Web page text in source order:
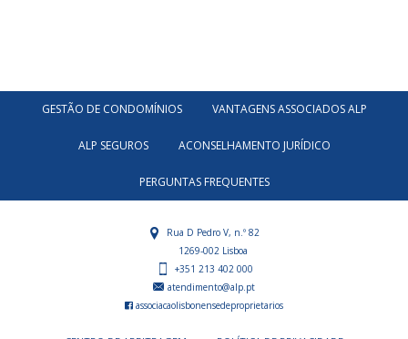
GESTÃO DE CONDOMÍNIOS VANTAGENS ASSOCIADOS ALP
ALP SEGUROS ACONSELHAMENTO JURÍDICO
PERGUNTAS FREQUENTES
Rua D Pedro V, n.º 82
1269-002 Lisboa
+351 213 402 000
atendimento@alp.pt
associacaolisbonensedeproprietarios